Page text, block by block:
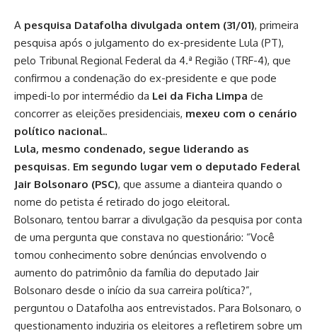
A pesquisa Datafolha divulgada ontem (31/01), primeira
pesquisa após o julgamento do ex-presidente Lula (PT),
pelo Tribunal Regional Federal da 4.ª Região (TRF-4), que
confirmou a condenação do ex-presidente e que pode
impedi-lo por intermédio da Lei da Ficha Limpa de
concorrer as eleições presidenciais, mexeu com o cenário
político nacional..
Lula, mesmo condenado, segue liderando as
pesquisas. Em segundo lugar vem o deputado Federal
Jair Bolsonaro (PSC), que assume a dianteira quando o
nome do petista é retirado do jogo eleitoral.
Bolsonaro, tentou barrar a divulgação da pesquisa por conta
de uma pergunta que constava no questionário: “Você
tomou conhecimento sobre denúncias envolvendo o
aumento do patrimônio da família do deputado Jair
Bolsonaro desde o início da sua carreira política?”,
perguntou o Datafolha aos entrevistados. Para Bolsonaro, o
questionamento induziria os eleitores a refletirem sobre um